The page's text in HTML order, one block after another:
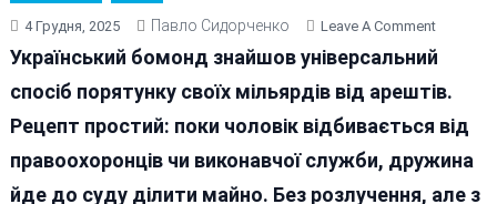
4 Грудня, 2025 Павло Сидорченко Leave A CommentOn
Операція
Майна
»
Від
Український бомонд знайшов універсальний
спосіб порятунку своїх мільярдів від арештів.
Рецепт простий: поки чоловік відбивається від
правоохоронців чи виконавчої служби, дружина
йде до суду ділити майно. Без розлучення, але з